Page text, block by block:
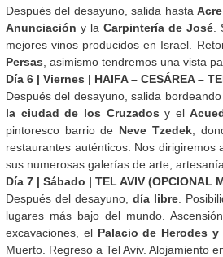
Después del desayuno, salida hastaAcre
Anunciación y laCarpintería de José
mejores vinos producidos en Israel.
Persas , asimismo tendremos una vista
Día 6 | Viernes | HAIFA – CESÁREA –
Después del desayuno, salida
la ciudad de los Cruzadosy el
pintoresco barrio de Neve Tzedek,
restaurantes auténticos. Nos dirigiremos
sus numerosas galerías de arte,
Día 7 | Sábado | TEL AVIV (OPCIONAL
Después del desayuno,día libre .
lugares más bajo del mundo.
excavaciones, el Palacio de Herodes
Muerto. Regreso a Tel Aviv. Alojamiento